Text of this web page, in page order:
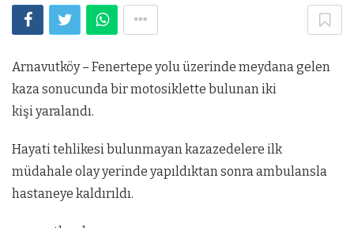
Arnavutköy – Fenertepe yolu üzerinde meydana gelen
kaza sonucunda bir motosiklette bulunan iki
kişi yaralandı.
Hayati tehlikesi bulunmayan kazazedelere ilk
müdahale olay yerinde yapıldıktan sonra ambulansla
hastaneye kaldırıldı.